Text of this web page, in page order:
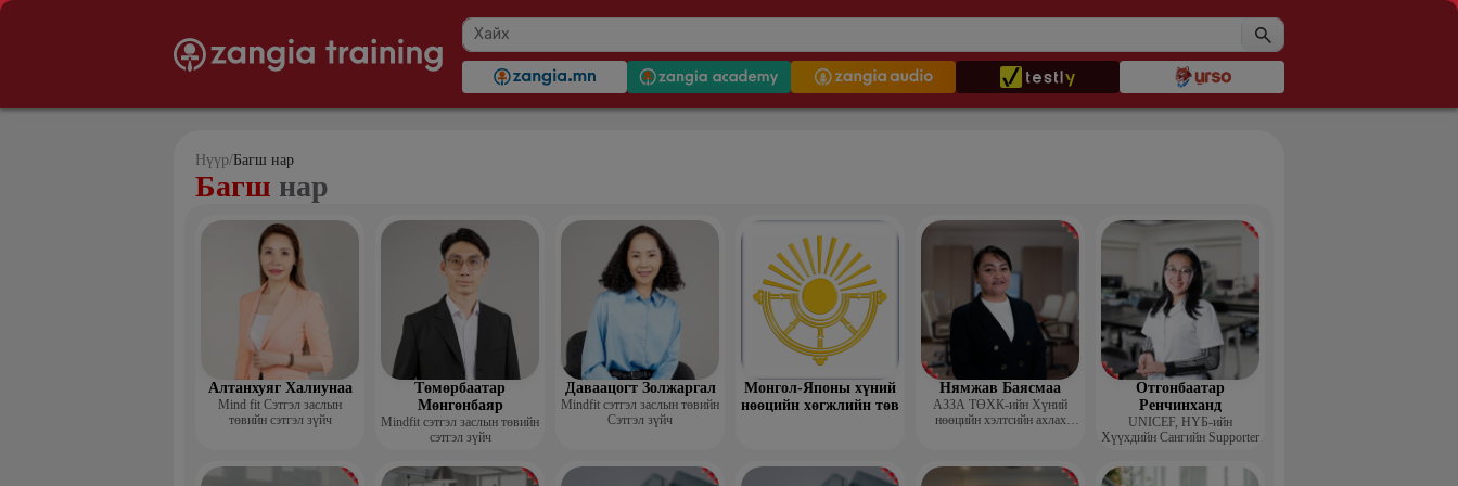
Нүүр/Багш нар
Багш нар
Алтанхуяг Халиунаа
Mind fit Сэтгэл заслын
төвийн сэтгэл зүйч
Төмөрбаатар
Мөнгөнбаяр
Mindfit сэтгэл заслын төвийн
сэтгэл зүйч
Даваацогт Золжаргал
Mindfit сэтгэл заслын төвийн
Сэтгэл зүйч
Монгол-Японы хүний
нөөцийн хөгжлийн төв
Нямжав Баясмаа
АЗЗА ТӨХК-ийн Хүний
нөөцийн хэлтсийн ахлах
Отгонбаатар
Ренчинханд
UNIСЕF, НҮБ-ийн
Хүүхдийн Сангийн Supporter